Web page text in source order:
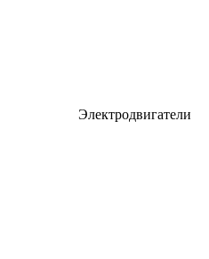
Электродвигатели